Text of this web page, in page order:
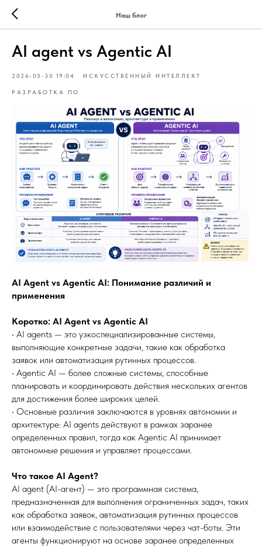
Наш блог
AI agent vs Agentic AI
2026-05-30 19:04 ИСКУССТВЕННЫЙ ИНТЕЛЛЕКТ
РАЗРАБОТКА ПО
AI Agent vs Agentic AI: Понимание различий и
применения
Коротко: AI Agent vs Agentic AI
• AI agents — это узкоспециализированные системы,
выполняющие конкретные задачи, такие как обработка
заявок или автоматизация рутинных процессов.
• Agentic AI — более сложные системы, способные
планировать и координировать действия нескольких агентов
для достижения более широких целей.
• Основные различия заключаются в уровнях автономии и
архитектуре: AI agents действуют в рамках заранее
определенных правил, тогда как Agentic AI принимает
автономные решения и управляет процессами.
Что такое AI Agent?
AI agent (AI-агент) — это программная система,
предназначенная для выполнения ограниченных задач, таких
как обработка заявок, автоматизация рутинных процессов
или взаимодействие с пользователями через чат-боты. Эти
агенты функционируют на основе заранее определенных